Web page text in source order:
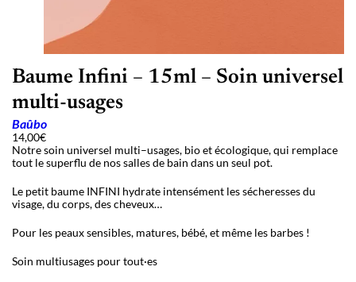
Baume Infini – 15ml – Soin universel
multi-usages
Baûbo
14,00€
Notre soin universel multi–usages, bio etécologique, qui remplace
tout le superflu de nos salles de bain dans un seul pot.
Le petit baume INFINI hydrate intensément les sécheresses du
visage, du corps, des cheveux…
Pour les peaux sensibles, matures, bébé, et même les barbes !
Soin multiusages pour tout·es